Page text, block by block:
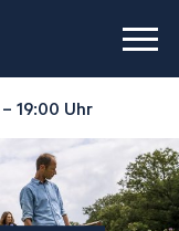
19:00 Uhr